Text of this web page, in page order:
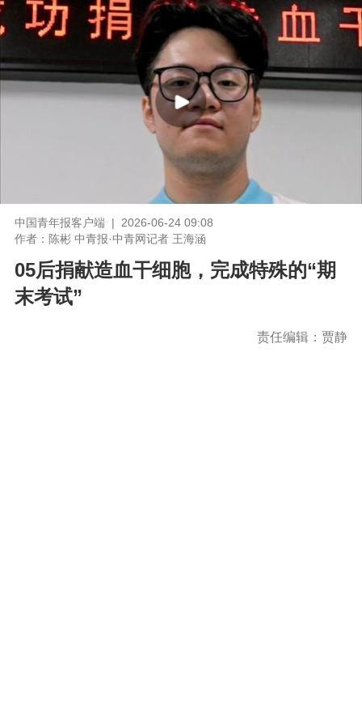
中国青年报客户端 | 2026-06-24 09:08
作者：陈彬 中青报·中青网记者 王海涵
05后捐献造血干细胞，完成特殊的“期
末考试”
责任编辑：贾静